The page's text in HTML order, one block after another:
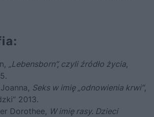
„Lebensborn”, czyli źródło życia,
Seks w imię „odnowienia krwi”,
2013.
Dorothee, W imię rasy. Dzieci